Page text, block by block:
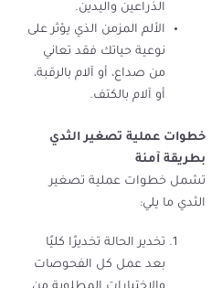
الذراعين واليدين.
الألم المزمن الذي يؤثر على
نوعية حياتك فقد تعاني
من صداع، أو آلام بالرقبة،
أو آلام بالكتف.
خطوات عملية تصغير الثدي
بطريقة آمنة
تشمل خطوات عملية تصغير
الثدي ما يلي:
تخدير الحالة تخديرًا كليًا
بعد عمل كل الفحوصات